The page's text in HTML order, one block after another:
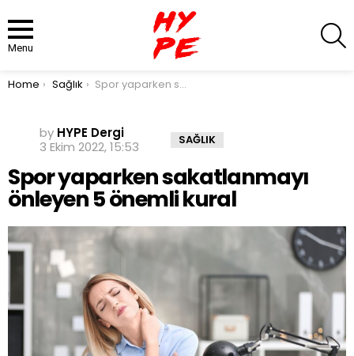
Menu
You are here:
Home Sağlık Spor yaparken sakatlanmayı önleyen 5 önemli kural
by HYPE Dergi
3 Ekim 2022, 15:53
SAĞLIK
Spor yaparken sakatlanmayı
önleyen 5 önemli kural